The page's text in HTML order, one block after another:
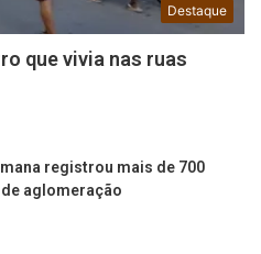
Destaque
que vivia nas ruas
registrou mais de 700
aglomeração